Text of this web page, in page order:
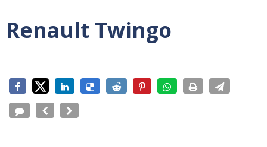
Renault Twingo